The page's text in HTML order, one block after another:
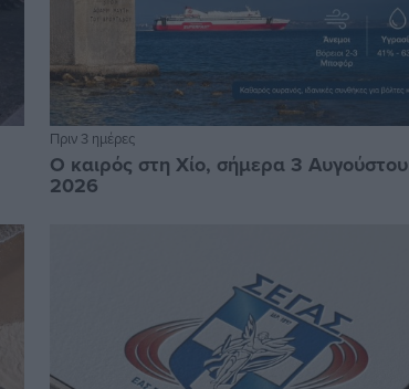
Πριν 3 ημέρες
Ο καιρός στη Χίο, σήμερα 3 Αυγούστου
2026